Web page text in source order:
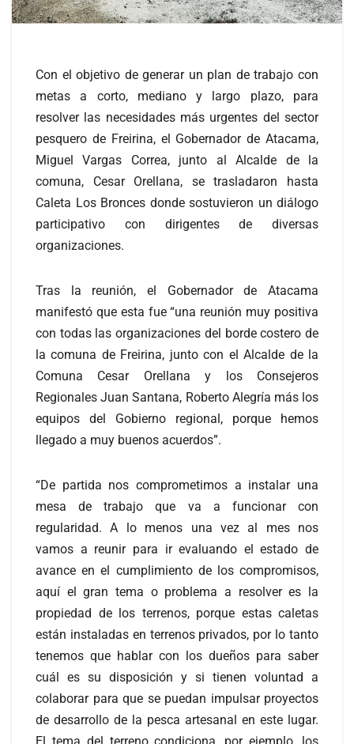
Con el objetivo de generar un plan de trabajo con
metas a corto, mediano y largo plazo, para
resolver las necesidades más urgentes del sector
pesquero de Freirina, el Gobernador de Atacama,
Miguel Vargas Correa, junto al Alcalde de la
comuna, Cesar Orellana, se trasladaron hasta
Caleta Los Bronces donde sostuvieron un diálogo
participativo con dirigentes de diversas
organizaciones.
Tras la reunión, el Gobernador de Atacama
manifestó que esta fue “una reunión muy positiva
con todas las organizaciones del borde costero de
la comuna de Freirina, junto con el Alcalde de la
Comuna Cesar Orellana y los Consejeros
Regionales Juan Santana, Roberto Alegría más los
equipos del Gobierno regional, porque hemos
llegado a muy buenos acuerdos”.
“De partida nos comprometimos a instalar una
mesa de trabajo que va a funcionar con
regularidad. A lo menos una vez al mes nos
vamos a reunir para ir evaluando el estado de
avance en el cumplimiento de los compromisos,
aquí el gran tema o problema a resolver es la
propiedad de los terrenos, porque estas caletas
están instaladas en terrenos privados, por lo tanto
tenemos que hablar con los dueños para saber
cuál es su disposición y si tienen voluntad a
colaborar para que se puedan impulsar proyectos
de desarrollo de la pesca artesanal en este lugar.